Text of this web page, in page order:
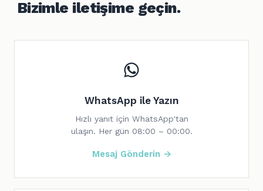
Bizimle iletişime geçin.
WhatsApp ile Yazın
Hızlı yanıt için WhatsApp'tan
ulaşın. Her gün 08:00 – 00:00.
Mesaj Gönderin →